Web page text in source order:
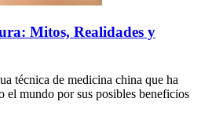
Mitos, Realidades y
técnica de medicina china que ha
el mundo por sus posibles beneficios